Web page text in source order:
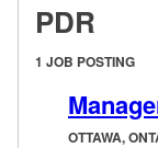
PDR
1 JOB POSTING
OTTAWA,